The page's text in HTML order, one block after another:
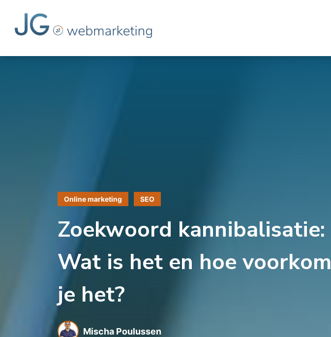
Online marketing SEO
Zoekwoord kannibalisatie:
Wat is het en hoe voorkom
je het?
Mischa Poulussen